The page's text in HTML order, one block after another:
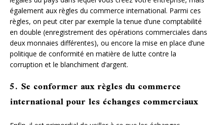
également aux règles du commerce international. Parmi ces
règles, on peut citer par exemple la tenue d’une comptabilité
en double (enregistrement des opérations commerciales dans
deux monnaies différentes), ou encore la mise en place d’une
politique de conformité en matière de lutte contre la
corruption et le blanchiment d’argent.
5. Se conformer aux règles du commerce
international pour les échanges commerciaux